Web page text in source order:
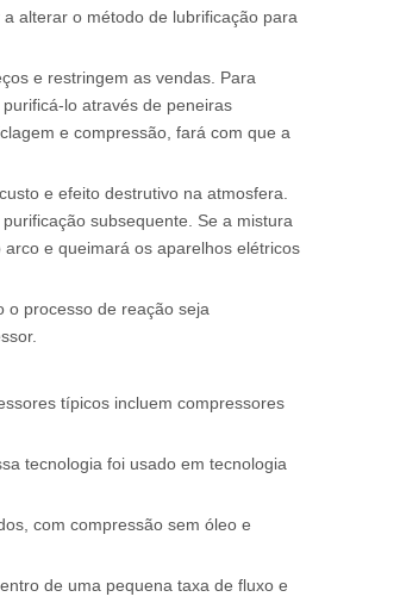
alterar o método de lubrificação para
e restringem as vendas. Para
lo através de peneiras
e compressão, fará com que a
e efeito destrutivo na atmosfera.
subsequente. Se a mistura
e queimará os aparelhos elétricos
o processo de reação seja
típicos incluem compressores
tecnologia foi usado em tecnologia
com compressão sem óleo e
de uma pequena taxa de fluxo e